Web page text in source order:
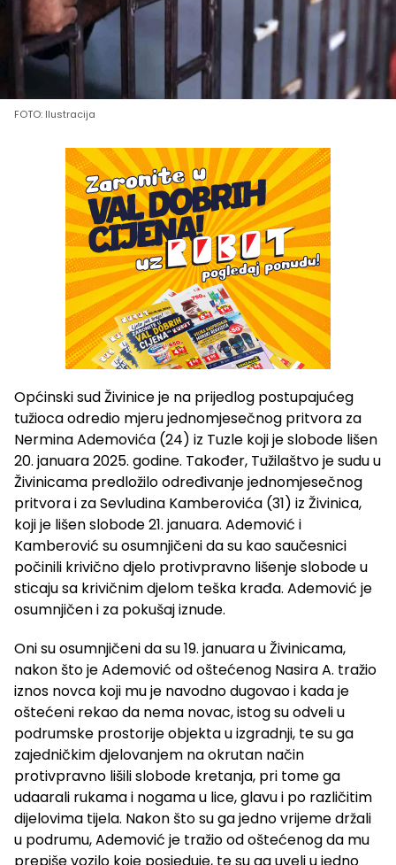
FOTO: Ilustracija
Općinski sud Živinice je na prijedlog postupajućeg
tužioca odredio mjeru jednomjesečnog pritvora za
Nermina Ademovića (24) iz Tuzle koji je slobode lišen
20. januara 2025. godine. Također, Tužilaštvo je sudu u
Živinicama predložilo određivanje jednomjesečnog
pritvora i za Sevludina Kamberovića (31) iz Živinica,
koji je lišen slobode 21. januara. Ademović i
Kamberović su osumnjičeni da su kao saučesnici
počinili krivično djelo protivpravno lišenje slobode u
sticaju sa krivičnim djelom teška krađa. Ademović je
osumnjičen i za pokušaj iznude.
Oni su osumnjičeni da su 19. januara u Živinicama,
nakon što je Ademović od oštećenog Nasira A. tražio
iznos novca koji mu je navodno dugovao i kada je
oštećeni rekao da nema novac, istog su odveli u
podrumske prostorije objekta u izgradnji, te su ga
zajedničkim djelovanjem na okrutan način
protivpravno lišili slobode kretanja, pri tome ga
udaarali rukama i nogama u lice, glavu i po različitim
dijelovima tijela. Nakon što su ga jedno vrijeme držali
u podrumu, Ademović je tražio od oštećenog da mu
prepiše vozilo koje posjeduje, te su ga uveli u jedno